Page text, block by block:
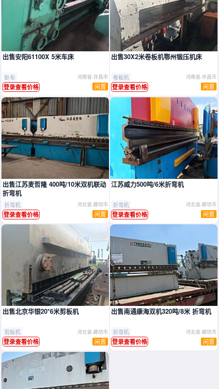
出售安阳61100X 5米车床
卧车 河南省-许昌市
登录查看价格 闲置
出售30X2米卷板机鄂州锻压机床
卷板机 河南省-许昌市
登录查看价格 闲置
出售江苏麦哲隆 400吨/10米双机联动
折弯机
折弯机 河北省-廊坊市
登录查看价格 闲置
江苏威力500吨/6米折弯机
折弯机 河北省-廊坊市
登录查看价格 闲置
出售北京华银20*6米剪板机
剪板机 河北省-廊坊市
登录查看价格 闲置
出售南通康海双机320吨/8米 折弯机
折弯机 河北省-廊坊市
登录查看价格 闲置